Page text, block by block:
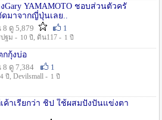
Gary YAMAMOTO ชอบส่วนตัวครั
ดมาจากญี่ปุ่นเลย..
ดู 5,879
1
ฐม - 10 ปี , ดิน117 - 1 ปี
กกุ้งบ่อ
ดู 7,384
1
4 ปี , Devilsmall - 1 ปี
ค้าเรียกว่า ชิป ใช้ผสมปังปั่นแข่งตา